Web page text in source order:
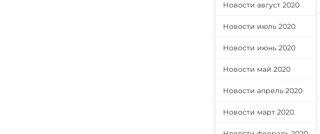
Новости август 2020
Новости июль 2020
Новости июнь 2020
Новости май 2020
Новости апрель 2020
Новости март 2020